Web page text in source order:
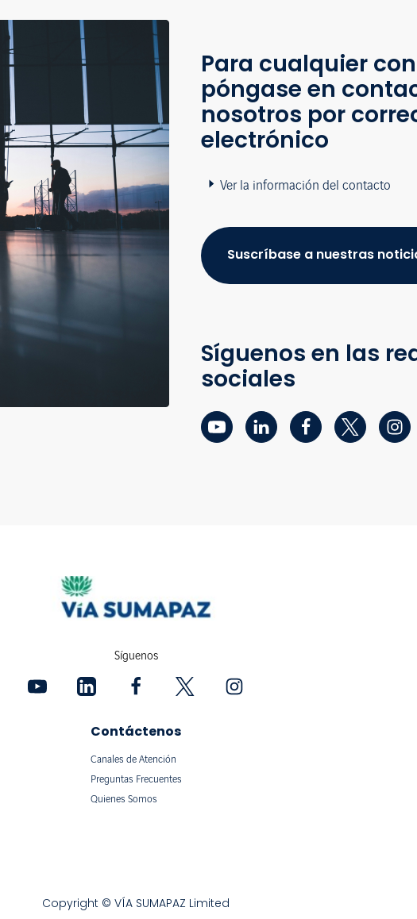
Para cualquier
póngase en
nosotros por
electrónico
Ver la información del contacto
Suscríbase a nuestras
Síguenos en las
sociales
Síguenos
Contáctenos
Canales de Atención
Preguntas Frecuentes
Quienes Somos
Copyright © VÍA SUMAPAZ Limited